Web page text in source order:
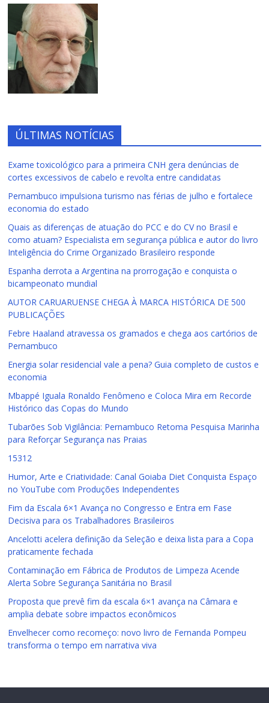
ÚLTIMAS NOTÍCIAS
Exame toxicológico para a primeira CNH gera denúncias de
cortes excessivos de cabelo e revolta entre candidatas
Pernambuco impulsiona turismo nas férias de julho e fortalece
economia do estado
Quais as diferenças de atuação do PCC e do CV no Brasil e
como atuam? Especialista em segurança pública e autor do livro
Inteligência do Crime Organizado Brasileiro responde
Espanha derrota a Argentina na prorrogação e conquista o
bicampeonato mundial
AUTOR CARUARUENSE CHEGA À MARCA HISTÓRICA DE 500
PUBLICAÇÕES
Febre Haaland atravessa os gramados e chega aos cartórios de
Pernambuco
Energia solar residencial vale a pena? Guia completo de custos e
economia
Mbappé Iguala Ronaldo Fenômeno e Coloca Mira em Recorde
Histórico das Copas do Mundo
Tubarões Sob Vigilância: Pernambuco Retoma Pesquisa Marinha
para Reforçar Segurança nas Praias
15312
Humor, Arte e Criatividade: Canal Goiaba Diet Conquista Espaço
no YouTube com Produções Independentes
Fim da Escala 6×1 Avança no Congresso e Entra em Fase
Decisiva para os Trabalhadores Brasileiros
Ancelotti acelera definição da Seleção e deixa lista para a Copa
praticamente fechada
Contaminação em Fábrica de Produtos de Limpeza Acende
Alerta Sobre Segurança Sanitária no Brasil
Proposta que prevê fim da escala 6×1 avança na Câmara e
amplia debate sobre impactos econômicos
Envelhecer como recomeço: novo livro de Fernanda Pompeu
transforma o tempo em narrativa viva